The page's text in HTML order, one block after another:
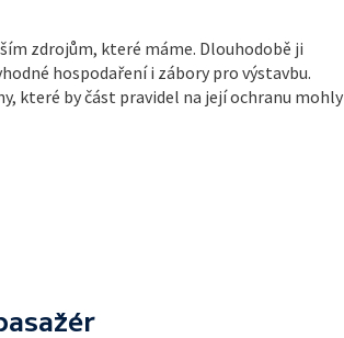
zdrojům, které máme. Dlouhodobě ji
hospodaření i zábory pro výstavbu.
které by část pravidel na její ochranu mohly